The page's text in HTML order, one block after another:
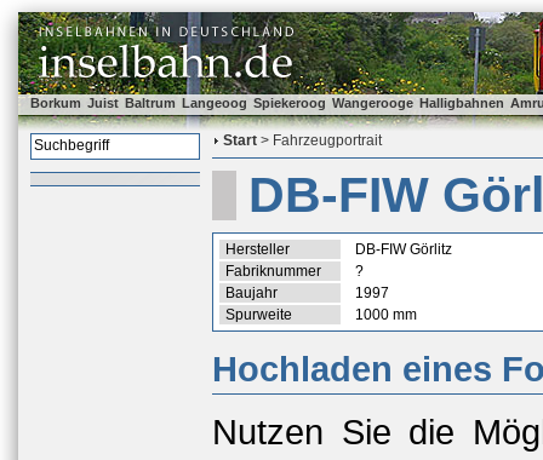
Borkum Juist Baltrum Langeoog Spiekeroog Wangerooge Halligbahnen
Start > Fahrzeugportrait
DB-FIW
Hersteller
DB-FIW Görlitz
Fabriknummer
?
Baujahr
1997
Spurweite
1000 mm
Hochladen eines
Nutzen Sie die